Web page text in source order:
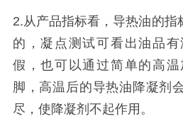
2.从产品指标看，导热油的指
的，凝点测试可看出油品
假，也可以通过简单的高
脚，高温后的导热油降凝剂
尽，使降凝剂不起作用。